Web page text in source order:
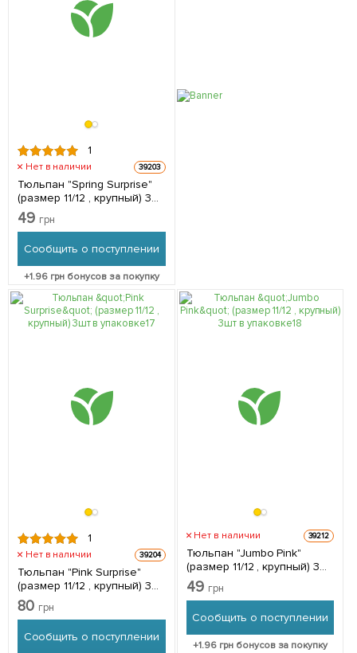
1
Нет в наличии 39203
Тюльпан "Spring Surprise"
(размер 11/12 , крупный) 3шт
в упаковке
49 грн
Сообщить о поступлении
+1.96 грн бонусов за покупку
1
Нет в наличии 39204
Тюльпан "Pink Surprise"
(размер 11/12 , крупный) 3шт
в упаковке
80 грн
Сообщить о поступлении
Нет в наличии 39212
Тюльпан "Jumbo Pink"
(размер 11/12 , крупный) 3шт
в упаковке
49 грн
Сообщить о поступлении
+1.96грн бонусов за покупку